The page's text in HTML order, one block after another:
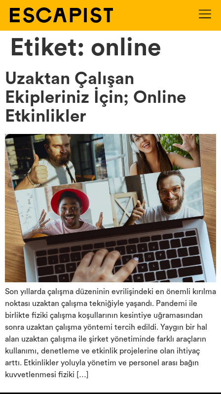
Etiket: online
Uzaktan Çalışan
Ekipleriniz İçin; Online
Etkinlikler
Son yıllarda çalışma düzeninin evrilişindeki en önemli kırılma
noktası uzaktan çalışma tekniğiyle yaşandı. Pandemi ile
birlikte fiziki çalışma koşullarının kesintiye uğramasından
sonra uzaktan çalışma yöntemi tercih edildi. Yaygın bir hal
alan uzaktan çalışma ile şirket yönetiminde farklı araçların
kullanımı, denetleme ve etkinlik projelerine olan ihtiyaç
arttı. Etkinlikler yoluyla yönetim ve personel arası bağın
kuvvetlenmesi fiziki […]